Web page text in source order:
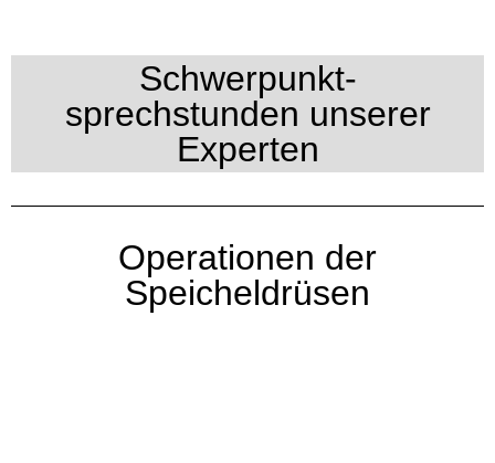
Schwerpunkt-
sprechstunden unserer
Experten
Operationen der
Speicheldrüsen